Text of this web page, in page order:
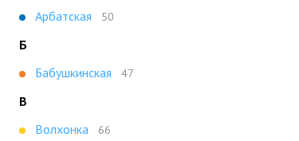
Арбатская
50
Б
Бабушкинская
47
В
Волхонка
66